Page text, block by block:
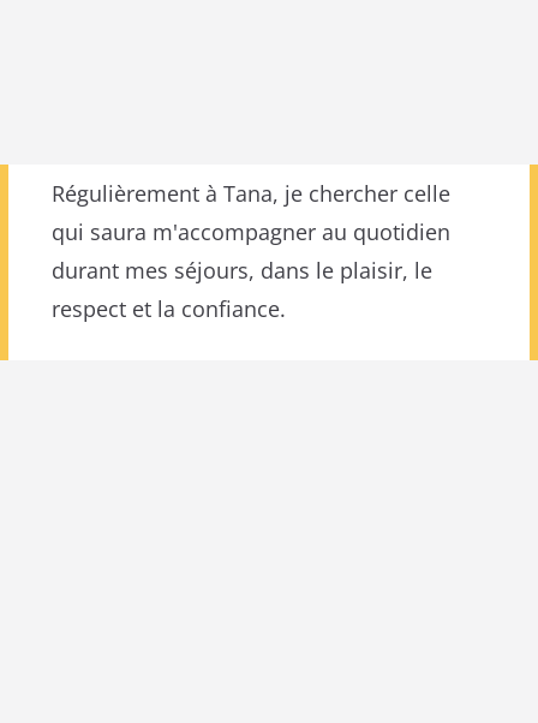
Régulièrement à Tana, je chercher celle
qui saura m'accompagner au quotidien
durant mes séjours, dans le plaisir, le
respect et la confiance.